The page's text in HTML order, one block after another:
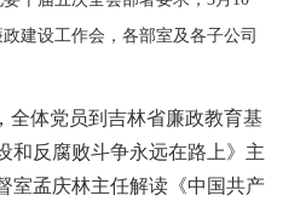
建设工作会，各部室及各子公司
体党员到吉林省廉政教育基
和反腐败斗争永远在路上》主
室孟庆林主任解读《中国共产